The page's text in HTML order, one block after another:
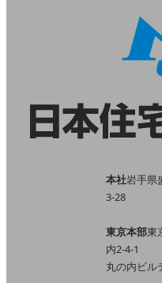
本社岩手県
3-28
東京本部東
内2-4-1
丸の内ビル